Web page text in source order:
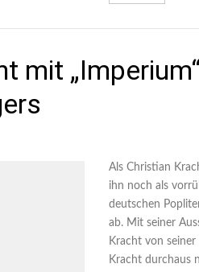
mit
Als Christian
ihn noch als
deutschen
ab. Mit seiner
Kracht von
Kracht durchaus